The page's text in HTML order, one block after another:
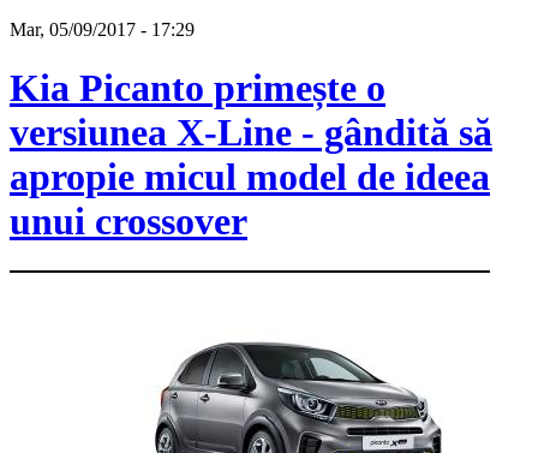
Mar, 05/09/2017 - 17:29
Kia Picanto primește o
versiunea X-Line - gândită să
apropie micul model de ideea
unui crossover